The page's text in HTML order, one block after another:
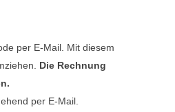
per E-Mail. Mit diesem
Die Rechnung
per E-Mail.